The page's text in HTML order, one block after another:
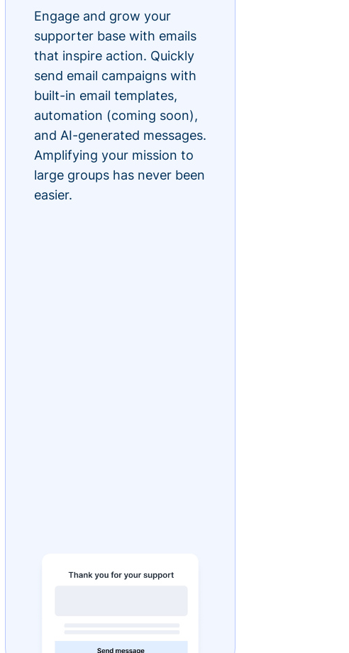
Engage and grow your
supporter base with emails
that inspire action. Quickly
send email campaigns with
built-in email templates,
automation (coming soon),
and AI-generated messages.
Amplifying your mission to
large groups has never been
easier.